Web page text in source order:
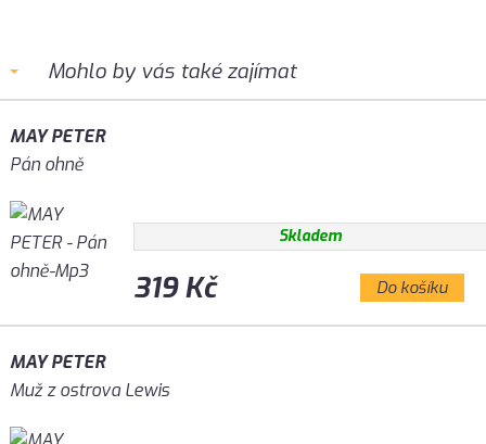
Mohlo by vás také zajímat
MAY PETER
Pán ohně
Skladem
319 Kč Do košíku
MAY PETER
Muž z ostrova Lewis